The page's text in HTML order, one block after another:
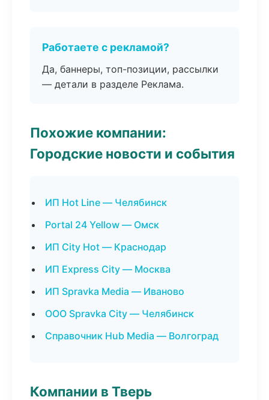
Работаете с рекламой?
Да, баннеры, топ-позиции, рассылки
— детали в разделе Реклама.
Похожие компании:
Городские новости и события
ИП Hot Line — Челябинск
Portal 24 Yellow — Омск
ИП City Hot — Краснодар
ИП Express City — Москва
ИП Spravka Media — Иваново
ООО Spravka City — Челябинск
Справочник Hub Media — Волгоград
Компании в Тверь